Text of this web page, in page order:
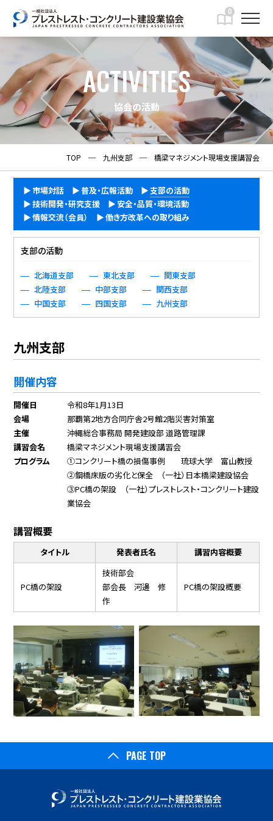
0
ACTIVITIES
協会の活動
TOP ─ 九州支部 ─ 橋梁マネジメント現場支援講習会
市場対話 普及・広報活動
支部の活動
技術開発・研究支援
安全・品質・環境活動
情報交流（会員）
働き方改革への取り組み
支部の活動
北海道支部 東北支部
関東支部
北陸支部
中部支部
関西支部
中国支部
四国支部 九州支部
九州支部
開催内容
開催日
令和8年1月13日
会場
那覇第2地方合同庁舎2号館2階災害対策室
主催
沖縄総合事務局 開発建設部 道路管理課
講習会名
橋梁マネジメント現場支援講習会
プログラム
①コンクリート橋の損傷事例 琉球大学 富山教授
②鋼橋床版の劣化と保全 （一社）日本橋梁建設協会
③PC橋の架設 （一社）プレストレスト・コンクリート建設
業協会
講習概要
タイトル 発表者氏名 講習内容概要
PC橋の架設
技術部会
部会長 河邊 修
作
PC橋の架設概要
PAGE TOP